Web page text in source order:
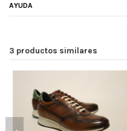
AYUDA
3 productos similares